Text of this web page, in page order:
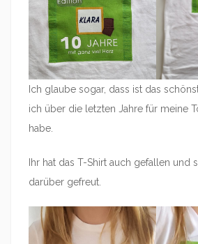
Ich glaube sogar, dass ist das
ich über die letzten Jahre für meine
habe.
Ihr hat das T-Shirt auch gefallen und
darüber gefreut.